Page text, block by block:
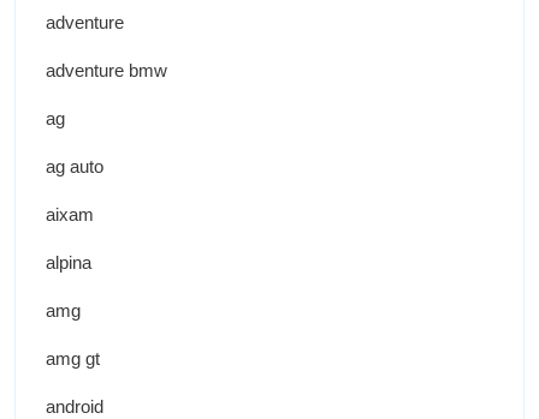
adventure
adventure bmw
ag
ag auto
aixam
alpina
amg
amg gt
android